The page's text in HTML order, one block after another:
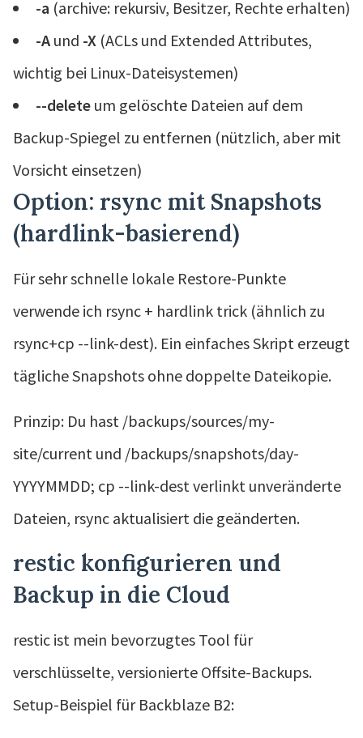
-a (archive: rekursiv, Besitzer, Rechte erhalten)
-A und -X (ACLs und Extended Attributes,
wichtig bei Linux-Dateisystemen)
--delete um gelöschte Dateien auf dem
Backup-Spiegel zu entfernen (nützlich, aber mit
Vorsicht einsetzen)
Option: rsync mit Snapshots
(hardlink-basierend)
Für sehr schnelle lokale Restore-Punkte
verwende ich rsync + hardlink trick (ähnlich zu
rsync+cp --link-dest). Ein einfaches Skript erzeugt
tägliche Snapshots ohne doppelte Dateikopie.
Prinzip: Du hast /backups/sources/my-
site/current und /backups/snapshots/day-
YYYYMMDD; cp --link-dest verlinkt unveränderte
Dateien, rsync aktualisiert die geänderten.
restic konfigurieren und
Backup in die Cloud
restic ist mein bevorzugtes Tool für
verschlüsselte, versionierte Offsite-Backups.
Setup-Beispiel für Backblaze B2: